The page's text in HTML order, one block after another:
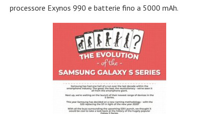
processore Exynos 990 e batterie fino a 5000 mAh.